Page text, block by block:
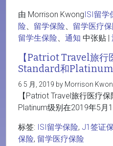
由 Morrison KwongISI留学
险、 留学保险、 留学医疗
留学生保险、 通知 中张贴 |
【Patriot Travel旅行
Standard和Platinum
6 5 月, 2019 by Morrison
【Patriot Travel旅行医疗
Platinum级别在2019年5月
标签: ISI留学保险, J1签证
保险, 留学医疗保险